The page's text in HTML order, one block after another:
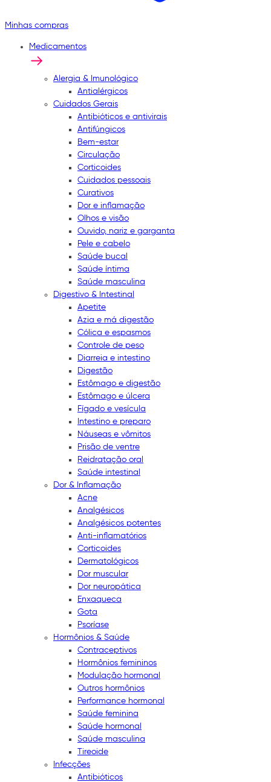
Minhas compras
Medicamentos
Alergia & Imunológico
Antialérgicos
Cuidados Gerais
Antibióticos e antivirais
Antifúngicos
Bem-estar
Circulação
Corticoides
Cuidados pessoais
Curativos
Dor e inflamação
Olhos e visão
Ouvido, nariz e garganta
Pele e cabelo
Saúde bucal
Saúde íntima
Saúde masculina
Digestivo & Intestinal
Apetite
Azia e má digestão
Cólica e espasmos
Controle de peso
Diarreia e intestino
Digestão
Estômago e digestão
Estômago e úlcera
Fígado e vesícula
Intestino e preparo
Náuseas e vômitos
Prisão de ventre
Reidratação oral
Saúde intestinal
Dor & Inflamação
Acne
Analgésicos
Analgésicos potentes
Anti-inflamatórios
Corticoides
Dermatológicos
Dor muscular
Dor neuropática
Enxaqueca
Gota
Psoríase
Hormônios & Saúde
Contraceptivos
Hormônios femininos
Modulação hormonal
Outros hormônios
Performance hormonal
Saúde feminina
Saúde hormonal
Saúde masculina
Tireoide
Infecções
Antibióticos